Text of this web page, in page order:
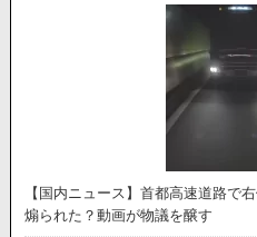
【国内ニュース】首都高速道路で
煽られた？動画が物議を醸す